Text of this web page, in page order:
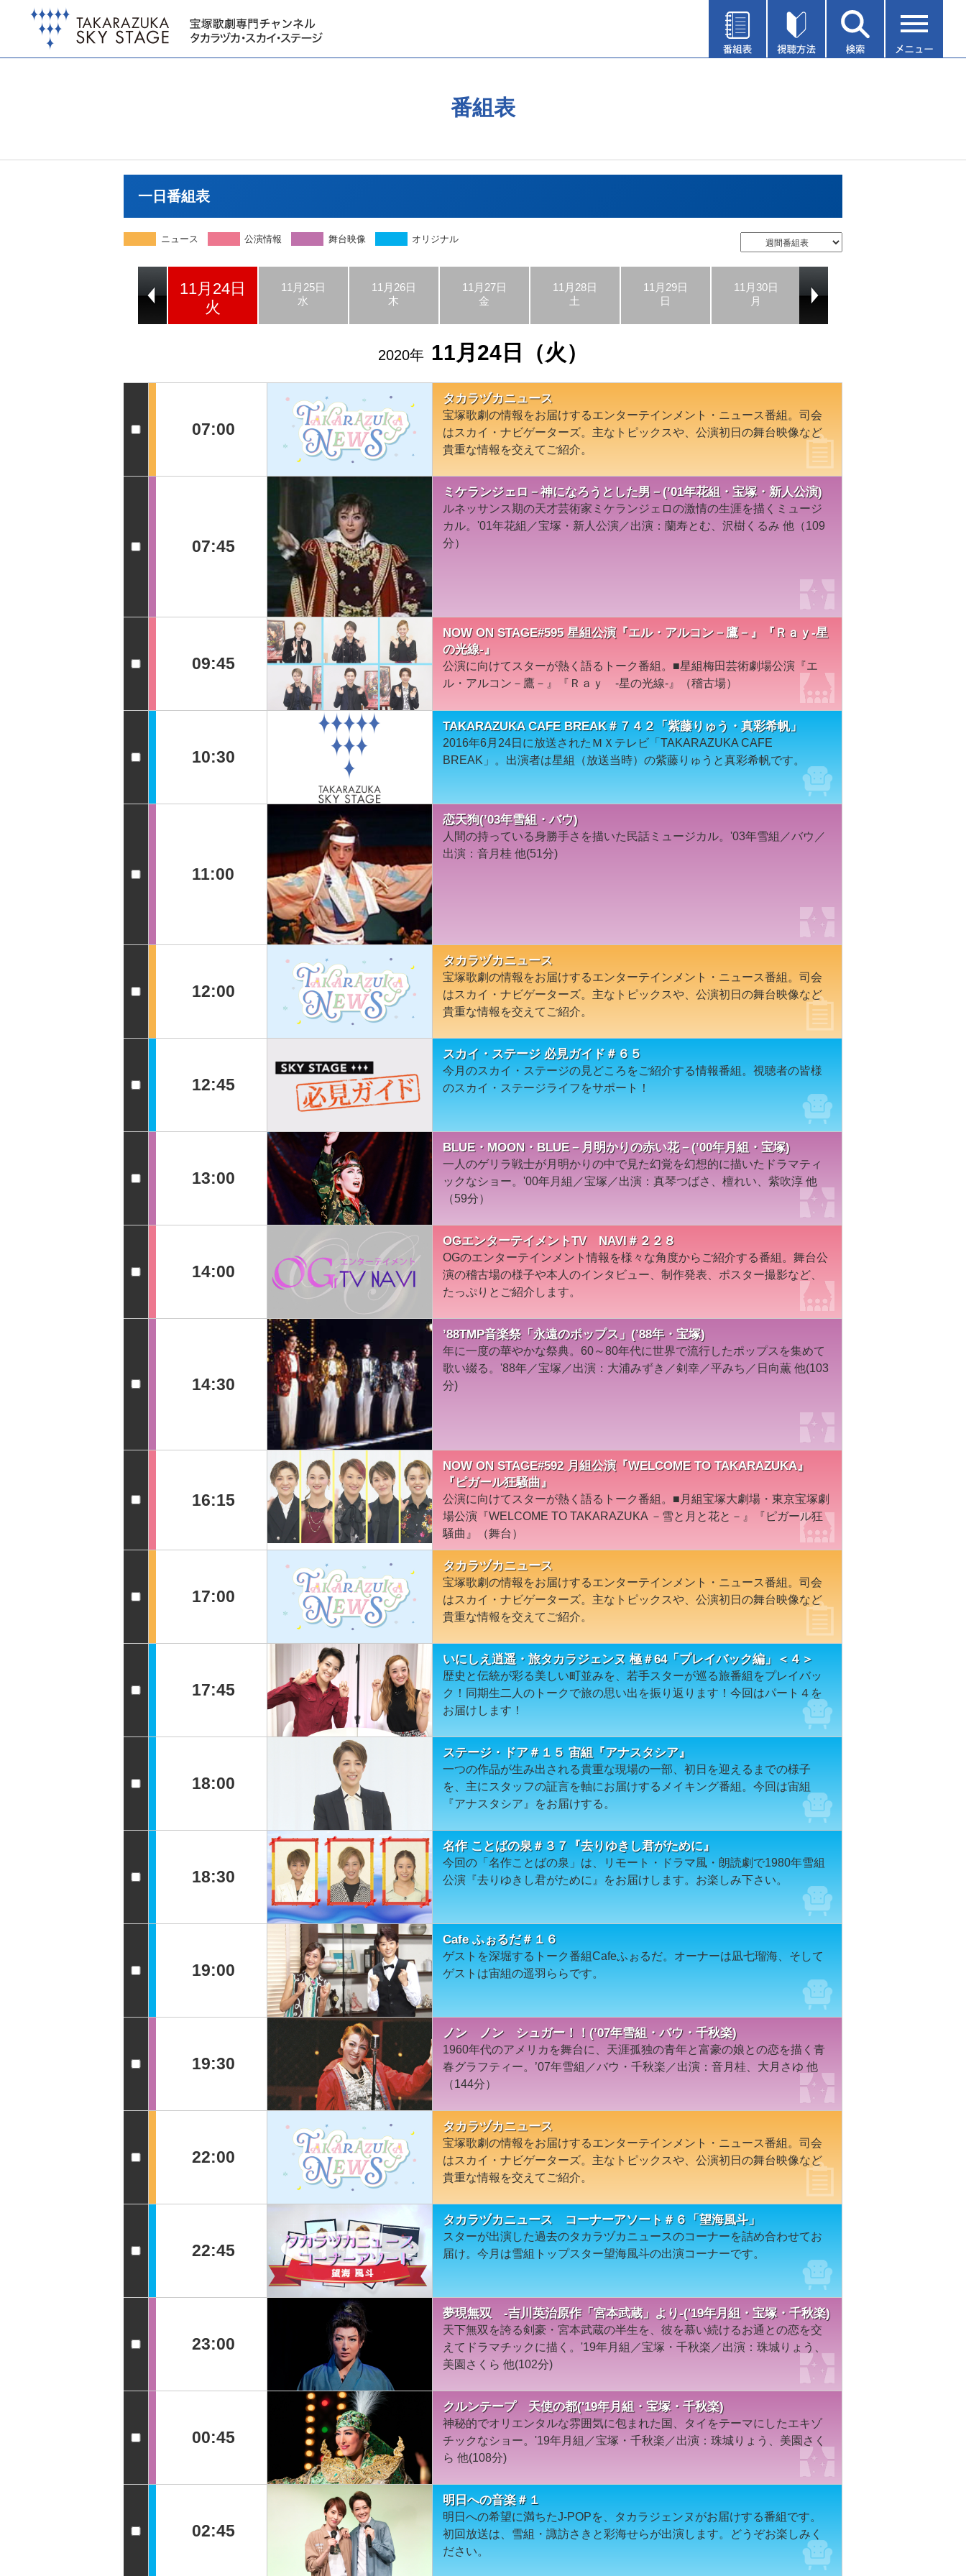
番組表
一日番組表
ニュース 公演情報 舞台映像 オリジナル
11月24日
火
11月25日
水
11月26日
木
11月27日
金
11月28日
土
11月29日
日
11月30日
月
2020年 11月24日（火）
07:00
タカラヅカニュース
宝塚歌劇の情報をお届けするエンターテインメント・ニュース番組。司会
はスカイ・ナビゲーターズ。主なトピックスや、公演初日の舞台映像など
貴重な情報を交えてご紹介。
07:45
ミケランジェロ－神になろうとした男－(’01年花組・宝塚・新人公演)
ルネッサンス期の天才芸術家ミケランジェロの激情の生涯を描くミュージ
カル。'01年花組／宝塚・新人公演／出演：蘭寿とむ、沢樹くるみ 他（109
分）
09:45
NOW ON STAGE#595 星組公演『エル・アルコン－鷹－』『Ｒａｙ-星
の光線-』
公演に向けてスターが熱く語るトーク番組。■星組梅田芸術劇場公演『エ
ル・アルコン－鷹－』『Ｒａｙ -星の光線-』（稽古場）
10:30
TAKARAZUKA CAFE BREAK＃７４２「紫藤りゅう・真彩希帆」
2016年6月24日に放送されたＭＸテレビ「TAKARAZUKA CAFE
BREAK」。出演者は星組（放送当時）の紫藤りゅうと真彩希帆です。
11:00
恋天狗(’03年雪組・バウ)
人間の持っている身勝手さを描いた民話ミュージカル。'03年雪組／バウ／
出演：音月桂 他(51分)
12:00
タカラヅカニュース
宝塚歌劇の情報をお届けするエンターテインメント・ニュース番組。司会
はスカイ・ナビゲーターズ。主なトピックスや、公演初日の舞台映像など
貴重な情報を交えてご紹介。
12:45
スカイ・ステージ 必見ガイド＃６５
今月のスカイ・ステージの見どころをご紹介する情報番組。視聴者の皆様
のスカイ・ステージライフをサポート！
13:00
BLUE・MOON・BLUE－月明かりの赤い花－(’00年月組・宝塚)
一人のゲリラ戦士が月明かりの中で見た幻覚を幻想的に描いたドラマティ
ックなショー。'00年月組／宝塚／出演：真琴つばさ、檀れい、紫吹淳 他
（59分）
14:00
OGエンターテイメントTV NAVI＃２２８
OGのエンターテインメント情報を様々な角度からご紹介する番組。舞台公
演の稽古場の様子や本人のインタビュー、制作発表、ポスター撮影など、
たっぷりとご紹介します。
14:30
’88TMP音楽祭「永遠のポップス」(’88年・宝塚)
年に一度の華やかな祭典。60～80年代に世界で流行したポップスを集めて
歌い綴る。'88年／宝塚／出演：大浦みずき／剣幸／平みち／日向薫 他(103
分)
16:15
NOW ON STAGE#592 月組公演『WELCOME TO TAKARAZUKA』
『ピガール狂騒曲』
公演に向けてスターが熱く語るトーク番組。■月組宝塚大劇場・東京宝塚劇
場公演『WELCOME TO TAKARAZUKA －雪と月と花と－』『ピガール狂
騒曲』（舞台）
17:00
タカラヅカニュース
宝塚歌劇の情報をお届けするエンターテインメント・ニュース番組。司会
はスカイ・ナビゲーターズ。主なトピックスや、公演初日の舞台映像など
貴重な情報を交えてご紹介。
17:45
いにしえ逍遥・旅タカラジェンヌ 極＃64「プレイバック編」＜４＞
歴史と伝統が彩る美しい町並みを、若手スターが巡る旅番組をプレイバッ
ク！同期生二人のトークで旅の思い出を振り返ります！今回はパート４を
お届けします！
18:00
ステージ・ドア＃１５ 宙組『アナスタシア』
一つの作品が生み出される貴重な現場の一部、初日を迎えるまでの様子
を、主にスタッフの証言を軸にお届けするメイキング番組。今回は宙組
『アナスタシア』をお届けする。
18:30
名作 ことばの泉＃３７『去りゆきし君がために』
今回の「名作ことばの泉」は、リモート・ドラマ風・朗読劇で1980年雪組
公演『去りゆきし君がために』をお届けします。お楽しみ下さい。
19:00
Cafe ふぉるだ＃１６
ゲストを深堀するトーク番組Cafeふぉるだ。オーナーは凪七瑠海、そして
ゲストは宙組の遥羽ららです。
19:30
ノン ノン シュガー！！(’07年雪組・バウ・千秋楽)
1960年代のアメリカを舞台に、天涯孤独の青年と富豪の娘との恋を描く青
春グラフティー。’07年雪組／バウ・千秋楽／出演：音月桂、大月さゆ 他
（144分）
22:00
タカラヅカニュース
宝塚歌劇の情報をお届けするエンターテインメント・ニュース番組。司会
はスカイ・ナビゲーターズ。主なトピックスや、公演初日の舞台映像など
貴重な情報を交えてご紹介。
22:45
タカラヅカニュース コーナーアソート＃６「望海風斗」
スターが出演した過去のタカラヅカニュースのコーナーを詰め合わせてお
届け。今月は雪組トップスター望海風斗の出演コーナーです。
23:00
夢現無双 -吉川英治原作「宮本武蔵」より-('19年月組・宝塚・千秋楽)
天下無双を誇る剣豪・宮本武蔵の半生を、彼を慕い続けるお通との恋を交
えてドラマチックに描く。'19年月組／宝塚・千秋楽／出演：珠城りょう、
美園さくら 他(102分)
00:45
クルンテープ 天使の都('19年月組・宝塚・千秋楽)
神秘的でオリエンタルな雰囲気に包まれた国、タイをテーマにしたエキゾ
チックなショー。'19年月組／宝塚・千秋楽／出演：珠城りょう、美園さく
ら 他(108分)
02:45
明日への音楽＃１
明日への希望に満ちたJ-POPを、タカラジェンヌがお届けする番組です。
初回放送は、雪組・諏訪さきと彩海せらが出演します。どうぞお楽しみく
ださい。